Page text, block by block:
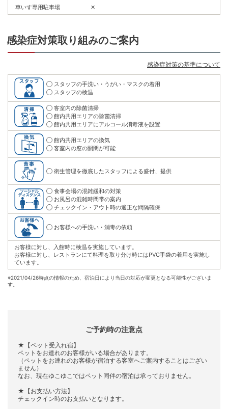
車いす専用駐車場 ✕
感染症対策取り組みのご案内
感染症対策の基準について
スタッフの手洗い・うがい・マスクの着用
スタッフの検温
客室内の除菌清掃
館内共用エリアの除菌清掃
館内共用エリアにアルコール消毒液を設置
館内共用エリアの換気
客室内の窓の開閉が可能
衛生管理を徹底したスタッフによる盛付、提供
食事会場の混雑緩和の対策
お風呂の混雑時間帯の案内
チェックイン・アウト時の適正な間隔確保
お客様への手洗い・消毒の依頼
お客様に対し、入館時に検温を実施しています。
お客様に対し、レストランにて料理を取り分け時にはPVC手袋の着用を実施し
ています。
※2021/04/26時点の情報のため、宿泊日により当日の対応が変更となる可能性がございま
す。
ご予約時の注意点
★【ペット受入れ宿】
ペットをお連れのお客様がいる場合があります。
（ペットをお連れのお客様が宿泊する客室へご案内することはござい
ません）
なお、現在ゆこゆこではペット同伴の宿泊は承っておりません。
★【お支払い方法】
チェックイン時のお支払いとなります。